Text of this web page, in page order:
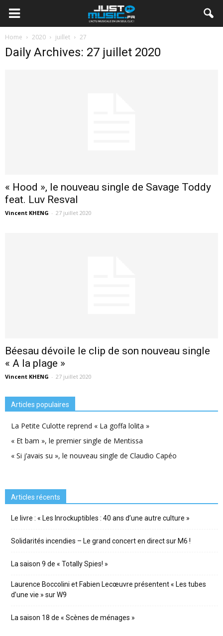
Home 2020 juillet 27
Daily Archives: 27 juillet 2020
« Hood », le nouveau single de Savage Toddy
feat. Luv Resval
Vincent KHENG - 27 juillet 2020
Béesau dévoile le clip de son nouveau single
« A la plage »
Vincent KHENG - 27 juillet 2020
Articles populaires
La Petite Culotte reprend « La goffa lolita »
« Et bam », le premier single de Mentissa
« Si j’avais su », le nouveau single de Claudio Capéo
Articles récents
Le livre : « Les Inrockuptibles : 40 ans d’une autre culture »
Solidarités incendies – Le grand concert en direct sur M6 !
La saison 9 de « Totally Spies! »
Laurence Boccolini et Fabien Lecœuvre présentent « Les tubes
d’une vie » sur W9
La saison 18 de « Scènes de ménages »